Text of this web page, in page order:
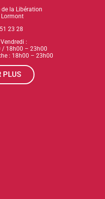
de la Libération
23 28
:
/ 18h00 – 23h00
: 18h00 – 23h00
PLUS